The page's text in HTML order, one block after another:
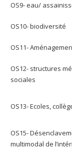
OS9- eau/
OS10- biodiversité
OS11-
OS12- structures
sociales
OS13- Ecoles,
OS15-
multimodal de